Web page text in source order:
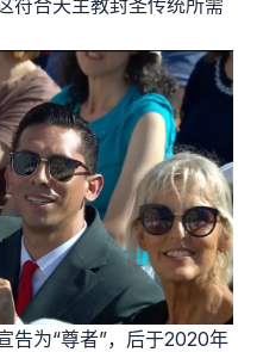
符合天主教封圣传统所需
告为“尊者”，后于2020年